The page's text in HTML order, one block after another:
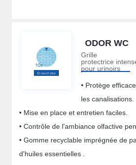
ODOR WC
Grille
protectrice
pour urinoirs
• Protège
les canalisations.
• Mise en place et entretien faciles.
• Contrôle de l'ambiance olfactive
• Gomme recyclable imprégnée de
d'huiles essentielles .